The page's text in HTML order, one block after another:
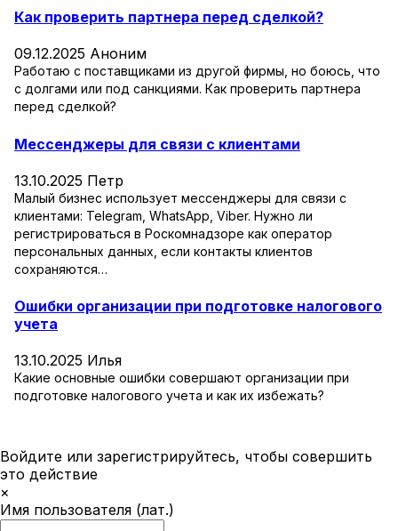
Как проверить партнера перед сделкой?
09.12.2025 Аноним
Работаю с поставщиками из другой фирмы, но боюсь, что
с долгами или под санкциями. Как проверить партнера
перед сделкой?
Мессенджеры для связи с клиентами
13.10.2025 Петр
Малый бизнес использует мессенджеры для связи с
клиентами: Telegram, WhatsApp, Viber. Нужно ли
регистрироваться в Роскомнадзоре как оператор
персональных данных, если контакты клиентов
сохраняются…
Ошибки организации при подготовке налогового
учета
13.10.2025 Илья
Какие основные ошибки совершают организации при
подготовке налогового учета и как их избежать?
Войдите или зарегистрируйтесь, чтобы совершить
это действие
×
Имя пользователя (лат.)